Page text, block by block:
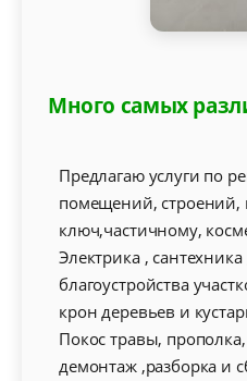
Много самых
Предлагаю услуги по
помещений, строений,
ключ,частичному,
Электрика , сантехника
благоустройства
крон деревьев и
Покос травы,
демонтаж ,разборка и